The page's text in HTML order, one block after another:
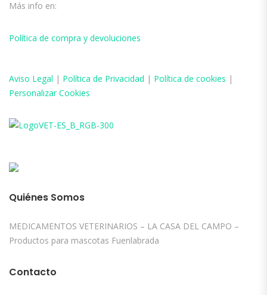
Más info en:
Política de compra y devoluciones
Aviso Legal | Política de Privacidad | Política de cookies |
Personalizar Cookies
Quiénes Somos
MEDICAMENTOS VETERINARIOS – LA CASA DEL CAMPO –
Productos para mascotas Fuenlabrada
Contacto